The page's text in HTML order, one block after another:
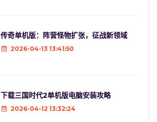
传奇单机版：阵营怪物扩张，征战新领域
2026-04-13 13:41:50
下载三国时代2单机版电脑安装攻略
2026-04-12 13:32:24